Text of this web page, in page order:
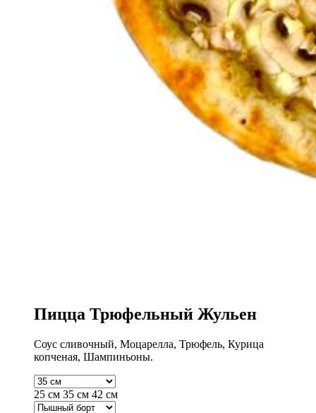
Пицца Трюфельный Жульен
Соус сливочный, Моцарелла, Трюфель, Курица
копченая, Шампиньоны.
25 см 35 см 42 см